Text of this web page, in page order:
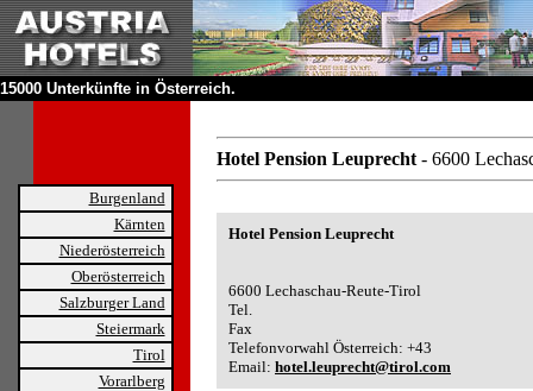
15000 Unterkünfte in Österreich.
Burgenland
Kärnten
Niederösterreich
Oberösterreich
Salzburger Land
Steiermark
Tirol
Vorarlberg
Hotel Pension Leuprecht - 6600
Hotel Pension Leuprecht
6600 Lechaschau-Reute-Tirol
Tel.
Fax
Telefonvorwahl Österreich: +43
Email: hotel.leuprecht@tirol.com